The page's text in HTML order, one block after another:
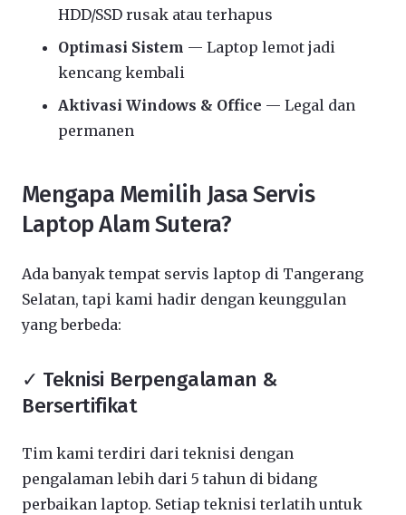
HDD/SSD rusak atau terhapus
Optimasi Sistem — Laptop lemot jadi
kencang kembali
Aktivasi Windows & Office — Legal dan
permanen
Mengapa Memilih Jasa Servis
Laptop Alam Sutera?
Ada banyak tempat servis laptop di Tangerang
Selatan, tapi kami hadir dengan keunggulan
yang berbeda:
✓ Teknisi Berpengalaman &
Bersertifikat
Tim kami terdiri dari teknisi dengan
pengalaman lebih dari 5 tahun di bidang
perbaikan laptop. Setiap teknisi terlatih untuk